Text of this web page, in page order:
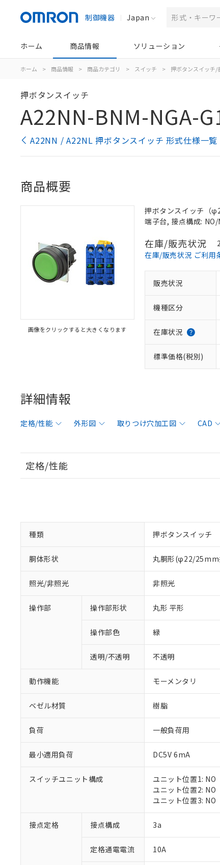
制御機器 Japan
ホーム 商品情報 ソリューション
ホーム > 商品情報 > 商品カテゴリ > スイッチ > 押ボタンスイッチ/
押ボタンスイッチ
A22NN-BNM-NGA-
A22NN / A22NL 押ボタンスイッチ 形式仕様一覧
商品概要
画像をクリックすると大きくなります
押ボタンスイッチ（
端子台, 接点構成: NO/
在庫/販売状況
在庫/販売状況 ご利用
販売状況
機種区分
在庫状況
標準価格(税別)
詳細情報
定格/性能 外形図 取りつけ穴加工図 CAD
定格/性能
種類 押ボタンスイッチ
胴体形状 丸胴形(φ22/25mm
照光/非照光 非照光
操作部 操作部形状 丸形 平形
操作部色 緑
透明/不透明 不透明
動作機能 モーメンタリ
ベゼル材質 樹脂
負荷 一般負荷用
最小適用負荷 DC5V 6mA
スイッチユニット構成
ユニット位置1: NO
ユニット位置2: NO
ユニット位置3: NO
接点定格 接点構成 3a
定格通電電流 10A以下の条件をお
※1 対応状況
対応済み：
対応予定：EU
対応予定なし
仕入先様の事情
があります。
※1 中国